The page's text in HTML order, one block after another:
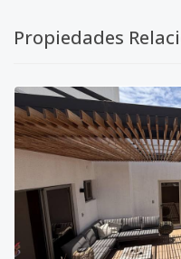
Propiedades